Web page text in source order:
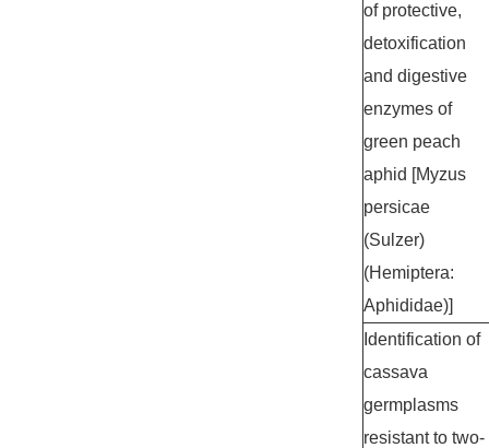
of protective,
detoxification
and digestive
enzymes of
green peach
aphid [Myzus
persicae
(Sulzer)
(Hemiptera:
Aphididae)]
Identification of
cassava
germplasms
resistant to two-